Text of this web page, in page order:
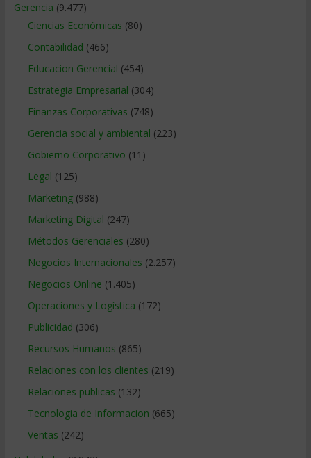
Gerencia (9.477)
Ciencias Económicas (80)
Contabilidad (466)
Educacion Gerencial (454)
Estrategia Empresarial (304)
Finanzas Corporativas (748)
Gerencia social y ambiental (223)
Gobierno Corporativo (11)
Legal (125)
Marketing(988)
Marketing Digital (247)
Métodos Gerenciales (280)
Negocios Internacionales (2.257)
Negocios Online (1.405)
Operaciones y Logística (172)
Publicidad (306)
Recursos Humanos (865)
Relaciones con los clientes (219)
Relaciones publicas (132)
Tecnologia de Informacion (665)
Ventas (242)